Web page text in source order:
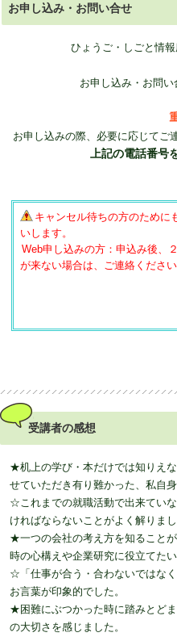
お申し込み・お問い合せ
ひょうご・しごと情
お申し込み・お問い
お申し込みの際、必要に応じてご
上記の電話番号
キャンセル待ちの方のために
いします。
Web申し込みの方：申込み後、
が来ない場合は、ご連絡ください
受講者の感想
★机上の学び・本だけでは知りえな
せていただき有り難かった、私自
☆これまでの就職活動で出来てい
ければならないことがよく解りまし
★一つの会社の考え方を知ること
時の心構えや企業研究に役立てたい
☆「仕事が合う・合わないではな
お言葉が印象的でした。
★困難にぶつかった時に踏みとど
の大切さを感じました。